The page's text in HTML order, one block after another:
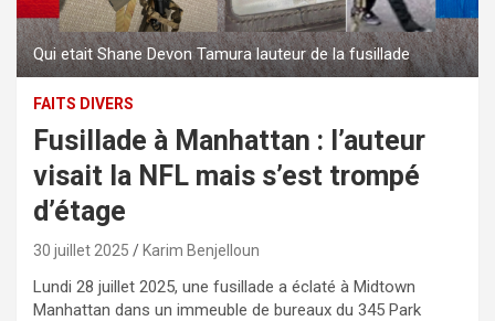
Qui etait Shane Devon Tamura lauteur de la fusillade
FAITS DIVERS
Fusillade à Manhattan : l’auteur
visait la NFL mais s’est trompé
d’étage
30 juillet 2025 Karim Benjelloun
Lundi 28 juillet 2025, une fusillade a éclaté à Midtown
Manhattan dans un immeuble de bureaux du 345 Park